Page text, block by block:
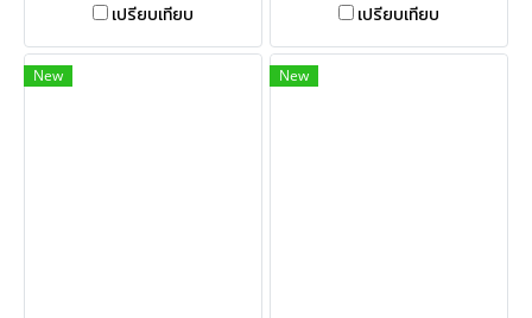
เปรียบเทียบ
เปรียบเทียบ
New New